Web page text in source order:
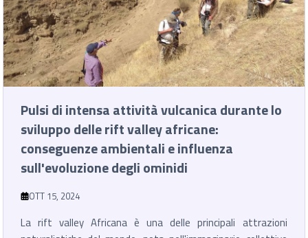
Pulsi di intensa attività vulcanica durante lo
sviluppo delle rift valley africane:
conseguenze ambientali e influenza
sull'evoluzione degli ominidi
OTT 15, 2024
La rift valley Africana è una delle principali attrazioni